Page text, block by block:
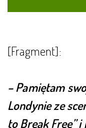
[Fragment]:
– Pamiętam
Londynie ze
to Break Free”